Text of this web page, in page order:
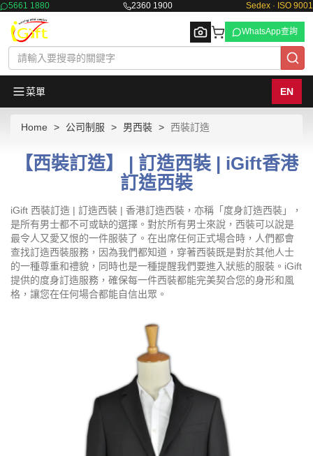
5661 1880 2360 1900 Sedex · ISO 9001
Browse
WhatsApp查詢
菜單 EN
Home 公司制服 男西裝 西裝訂造
【西裝訂造】 | 訂造西裝 | iGift香港
訂造西裝
iGift 西裝訂造 | 訂造西裝 | 香港訂造西裝，亦稱「度身訂造西裝」，
是所有男士都不可或缺的選擇。對於所有男士來說，西裝可以說是
最令人又愛又恨的一件服裝了。在出席任何正式場合時，人們都會
查找訂造西裝服務，因為我們都知道，穿著西裝既是對於其他人士
的一種尊重和禮貌，同時也是一種提醒我們要進入狀態的服裝。iGift
提供的度身訂造服務，確保每一件西裝都能完美契合您的身形和風
格，讓您在任何場合都能自信出眾。